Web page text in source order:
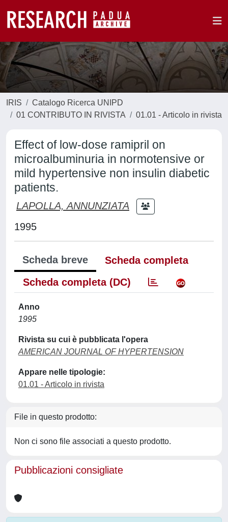
IRIS
Catalogo Ricerca UNIPD
01 CONTRIBUTO IN RIVISTA
01.01 - Articolo in rivista
Effect of low-dose ramipril on
microalbuminuria in normotensive or
mild hypertensive non insulin diabetic
patients.
LAPOLLA, ANNUNZIATA
1995
Scheda breve
Scheda completa
Scheda completa (DC)
Anno
1995
Rivista su cui è pubblicata l'opera
AMERICAN JOURNAL OF HYPERTENSION
Appare nelle tipologie:
01.01 - Articolo in rivista
File in questo prodotto:
Non ci sono file associati a questo prodotto.
Pubblicazioni consigliate